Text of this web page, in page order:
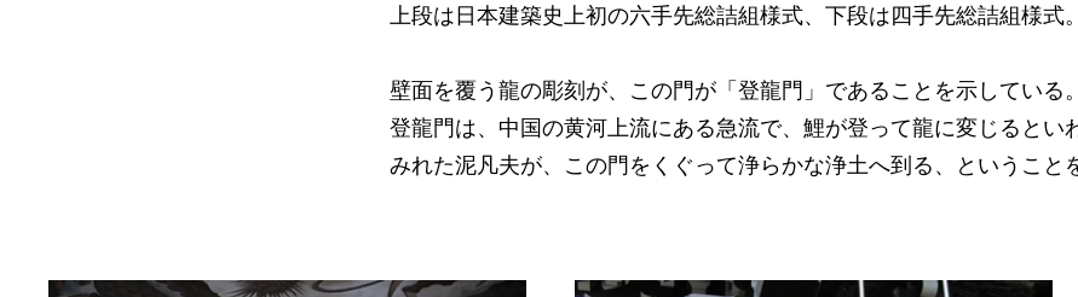
上段は日本建築史上初の六手先総詰組様式、下段は四手先総詰組様式。
壁面を覆う龍の彫刻が、この門が「登龍門」であることを示している。
登龍門は、中国の黄河上流にある急流で、鯉が登って龍に変じるとい
みれた泥凡夫が、この門をくぐって浄らかな浄土へ到る、ということ